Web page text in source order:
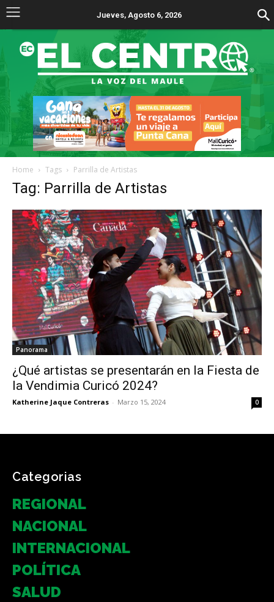
Jueves, Agosto 6, 2026
Home Tags Parrilla de Artistas
Tag: Parrilla de Artistas
Panorama
¿Qué artistas se presentarán en la Fiesta de
la Vendimia Curicó 2024?
Katherine Jaque Contreras - Marzo 15, 2024 0
Categorias
REGIONAL
NACIONAL
INTERNACIONAL
POLÍTICA
SALUD